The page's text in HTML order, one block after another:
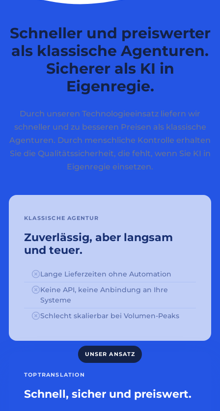
Schneller und preiswerter
als klassische Agenturen.
Sicherer als KI in
Eigenregie.
Durch unseren Technologieeinsatz liefern wir
schneller und zu besseren Preisen als klassische
Agenturen. Durch menschliche Kontrolle erhalten
Sie die Qualitätssicherheit, die fehlt, wenn Sie KI in
Eigenregie einsetzen.
KLASSISCHE AGENTUR
Zuverlässig, aber langsam
und teuer.
Lange Lieferzeiten ohne Automation
Keine API, keine Anbindung an Ihre
Systeme
Schlecht skalierbar bei Volumen-Peaks
TOPTRANSLATION
Schnell, sicher und preiswert.